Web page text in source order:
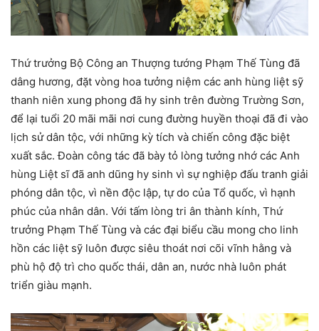
Thứ trưởng Bộ Công an Thượng tướng Phạm Thế Tùng đã
dâng hương, đặt vòng hoa tưởng niệm các anh hùng liệt sỹ
thanh niên xung phong đã hy sinh trên đường Trường Sơn,
để lại tuổi 20 mãi mãi nơi cung đường huyền thoại đã đi vào
lịch sử dân tộc, với những kỳ tích và chiến công đặc biệt
xuất sắc. Đoàn công tác đã bày tỏ lòng tưởng nhớ các Anh
hùng Liệt sĩ đã anh dũng hy sinh vì sự nghiệp đấu tranh giải
phóng dân tộc, vì nền độc lập, tự do của Tổ quốc, vì hạnh
phúc của nhân dân. Với tấm lòng tri ân thành kính, Thứ
trưởng Phạm Thế Tùng và các đại biểu cầu mong cho linh
hồn các liệt sỹ luôn được siêu thoát nơi cõi vĩnh hằng và
phù hộ độ trì cho quốc thái, dân an, nước nhà luôn phát
triển giàu mạnh.